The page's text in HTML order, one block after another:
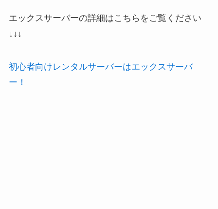
エックスサーバーの詳細はこちらをご覧ください
↓↓↓
初心者向けレンタルサーバーはエックスサーバ
ー！